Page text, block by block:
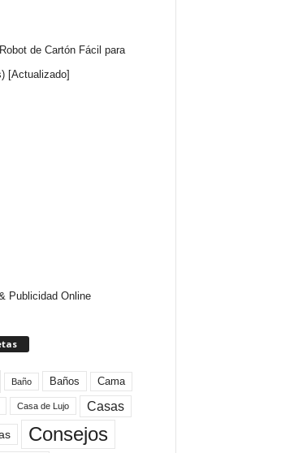
de Cartón Fácil para
[Actualizado]
Publicidad Online
Baño Baños Cama
Casa de Lujo Casas
Consejos